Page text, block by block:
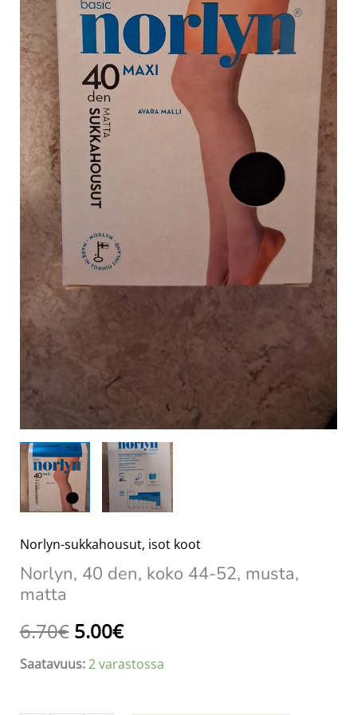
Norlyn-sukkahousut, isot koot
Norlyn, 40 den, koko 44-52, musta,
matta
6.70€ Alkuperäinen
hinta
5.00€Nykyinen
hinta
Saatavuus:2 varastossa